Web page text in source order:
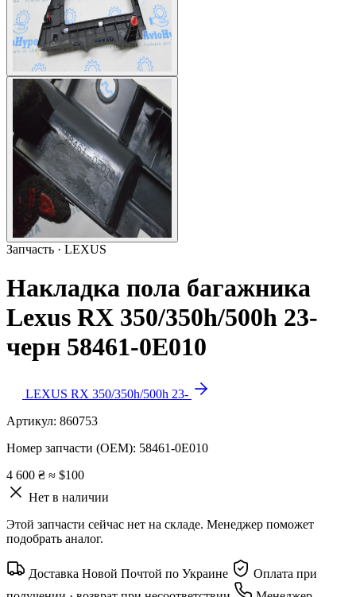
Запчасть · LEXUS
Накладка пола багажника
Lexus RX 350/350h/500h 23-
черн 58461-0E010
LEXUS RX 350/350h/500h 23-
Артикул: 860753
Номер запчасти (OEM): 58461-0E010
4 600 ₴ ≈ $100
Нет в наличии
Этой запчасти сейчас нет на складе. Менеджер поможет
подобрать аналог.
Доставка Новой Почтой по Украине
Оплата при